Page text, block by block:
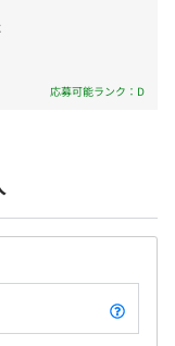
・雇用保険・労災
応募可能ランク：D